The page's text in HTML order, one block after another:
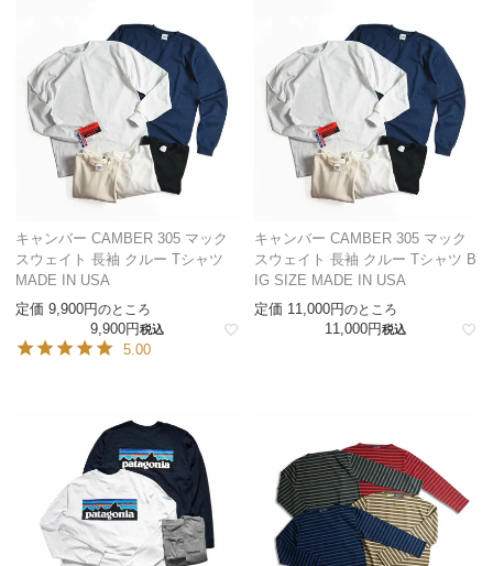
キャンバー CAMBER 305 マック
スウェイト 長袖 クルー Tシャツ
MADE IN USA
定価 9,900 のところ
9,900 税込
5.00
キャンバー CAMBER 305 マック
スウェイト 長袖 クルー Tシャツ B
IG SIZE MADE IN USA
定価 11,000 のところ
11,000 税込